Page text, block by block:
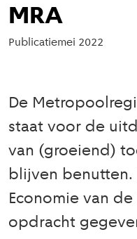
MRA
Publicatiemei 2022
De
staat voor de
van (groeiend)
blijven
Economie van
opdracht